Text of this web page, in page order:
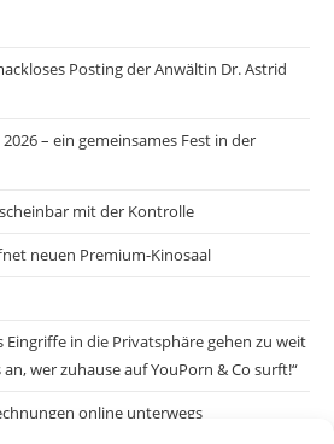
Posting der Anwältin Dr. Astrid
2026 – ein gemeinsames Fest in der
mit der Kontrolle
neuen Premium-Kinosaal
Eingriffe in die Privatsphäre gehen zu weit
wer zuhause auf YouPorn & Co surft!“
online unterwegs